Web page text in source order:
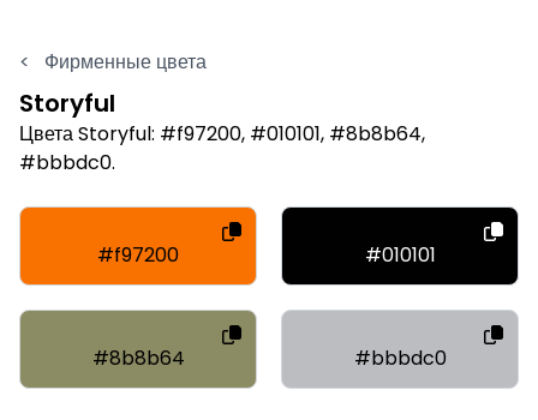
< Фирменные цвета
Storyful
Цвета Storyful: #f97200, #010101, #8b8b64,
#bbbdc0.
#f97200 #010101
#8b8b64 #bbbdc0